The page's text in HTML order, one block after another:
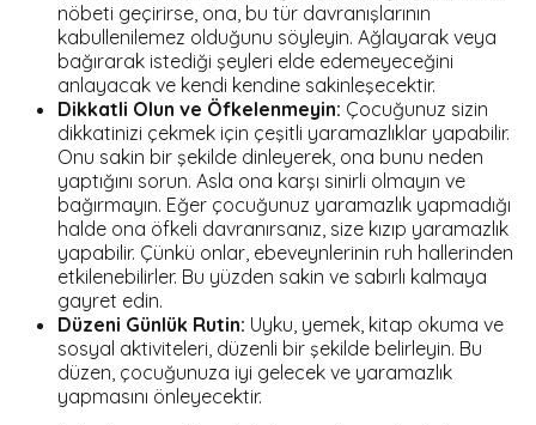
nöbeti geçirirse, ona, bu tür davranışlarının
kabullenilemez olduğunu söyleyin. Ağlayarak veya
bağırarak istediği şeyleri elde edemeyeceğini
anlayacak ve kendi kendine sakinleşecektir.
Dikkatli Olun ve Öfkelenmeyin: Çocuğunuz sizin
dikkatinizi çekmek için çeşitli yaramazlıklar yapabilir.
Onu sakin bir şekilde dinleyerek, ona bunu neden
yaptığını sorun. Asla ona karşı sinirli olmayın ve
bağırmayın. Eğer çocuğunuz yaramazlık yapmadığı
halde ona öfkeli davranırsanız, size kızıp yaramazlık
yapabilir. Çünkü onlar, ebeveynlerinin ruh hallerinden
etkilenebilirler. Bu yüzden sakin ve sabırlı kalmaya
gayret edin.
Düzeni Günlük Rutin: Uyku, yemek, kitap okuma ve
sosyal aktiviteleri, düzenli bir şekilde belirleyin. Bu
düzen, çocuğunuza iyi gelecek ve yaramazlık
yapmasını önleyecektir.